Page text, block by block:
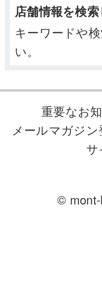
店舗情報を検索
キーワードや
い。
重要なお
メールマガジン
©